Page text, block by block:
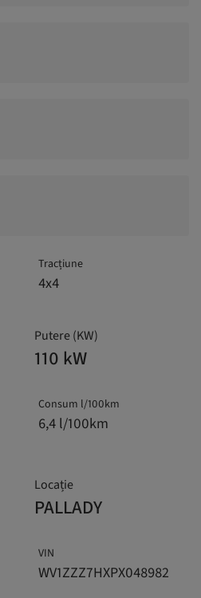
Tracțiune
4x4
Putere (KW)
110 kW
Consum l/100km
6,4 l/100km
Locație
PALLADY
VIN
WV1ZZZ7HXPX048982